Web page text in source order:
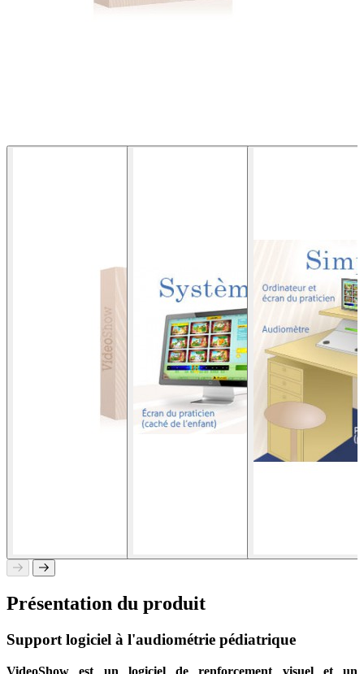
Présentation du produit
Support logiciel à l'audiométrie pédiatrique
VideoShow est un logiciel de renforcement visuel et un